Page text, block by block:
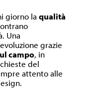
giorno laqualità
Una
grazie
campo, in
del
attento alle